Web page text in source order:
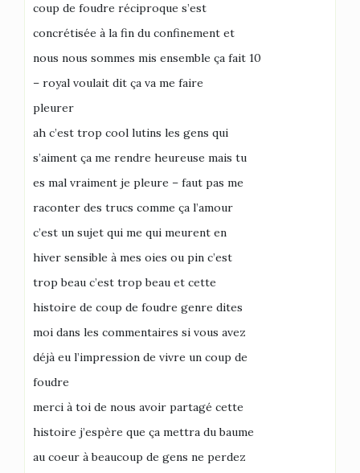
coup de foudre réciproque s’est
concrétisée à la fin du confinement et
nous nous sommes mis ensemble ça fait 10
– royal voulait dit ça va me faire
pleurer
ah c’est trop cool lutins les gens qui
s’aiment ça me rendre heureuse mais tu
es mal vraiment je pleure – faut pas me
raconter des trucs comme ça l’amour
c’est un sujet qui me qui meurent en
hiver sensible à mes oies ou pin c’est
trop beau c’est trop beau et cette
histoire de coup de foudre genre dites
moi dans les commentaires si vous avez
déjà eu l’impression de vivre un coup de
foudre
merci à toi de nous avoir partagé cette
histoire j’espère que ça mettra du baume
au coeur à beaucoup de gens ne perdez